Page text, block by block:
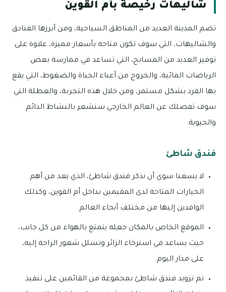
شاليهات رخيصة بأم القوين
تضم المدينة العديد من المناطق السياحية، ومن أبرزها الفنادق
والشاليهات، التي سوف تكون متاحه بأسعار مميزة، علاوة على
توفير العديد من المسابح، التي تساعد في ممارسة بعض
الرياضات المائية، والخروج من أعباء الحياة والضغوط، التي يقع
بها الفرد بشكل مستمر، ومن خلال هذه التجربة، والعطلة التي
سوف تفصلك عن العالم الخارجي ستشعر بالنشاط الدائم
والحيوية.
فندق شاطئ
لا يسعنا سوي أن نذكر فندق شاطئ، الذي يعد من أهم
الخيارات المتاحة لدى المقيمين بداخل أم القوين، وكذلك
الوافدين إليها من مختلف أنحاء العالم.
الموقع الخاص بالمكان جعله يتمتع بالهواء من كل جانب،
حيث يساعد في استرخاء الزائر وتسلل شعور الراحة إليه،
على مدار اليوم.
تم تزويد فندق شاطئ بمجموعة من القائمين على تنفيذ